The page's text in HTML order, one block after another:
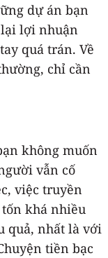
dự án bạn
lợi nhuận
quá trán. Về
chỉ cần
không muốn
vẫn cố
việc truyền
khá nhiều
quả, nhất là với
tiền bạc